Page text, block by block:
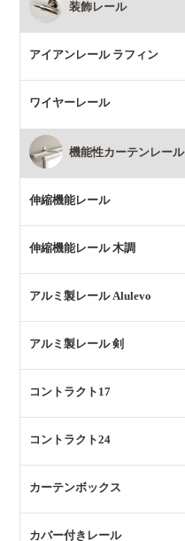
装飾レール
アイアンレール ラフィン
ワイヤーレール
機能性カーテンレール
伸縮機能レール
伸縮機能レール 木調
アルミ製レール Alulevo
アルミ製レール 剣
コントラクト17
コントラクト24
カーテンボックス
カバー付きレール